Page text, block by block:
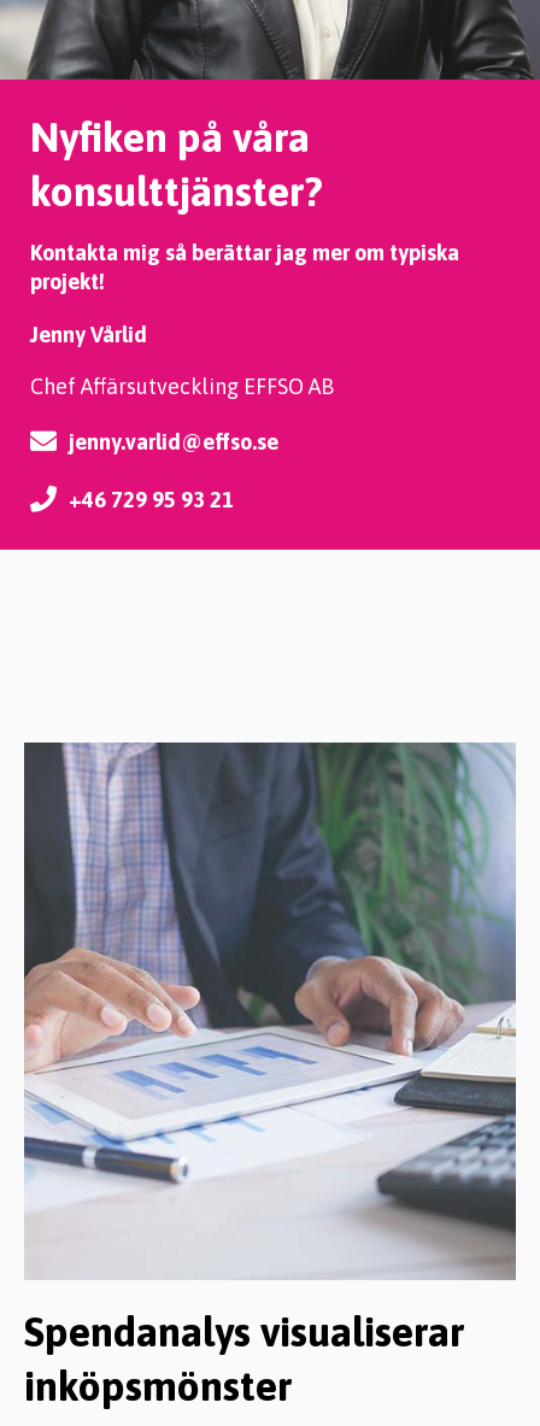
Nyfiken på våra
konsulttjänster?
Kontakta mig så berättar jag mer om typiska
projekt!
Jenny Vårlid
Chef Affärsutveckling EFFSO AB
jenny.varlid@effso.se
+46 729 95 93 21
Spendanalys visualiserar
inköpsmönster